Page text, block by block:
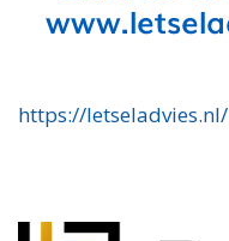
https://letseladvies.nl/